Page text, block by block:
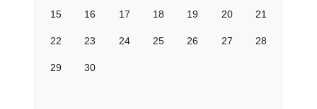
15 16 17 18 19 20 21
22 23 24 25 26 27 28
29 30